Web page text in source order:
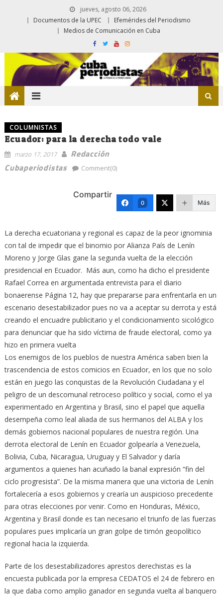
jueves, agosto 06, 2026
Documentos de la UPEC
Efemérides del Periodismo
Medios de Comunicación en Cuba
COLUMNISTAS
Ecuador: para la derecha todo vale
marzo 17, 2017
Redacción
Cubaperiodistas
Comment(0)
Compartir
0 Más
La derecha ecuatoriana y regional es capaz de la peor ignominia
con tal de impedir que el binomio por Alianza País de Lenín
Moreno y Jorge Glas gane la segunda vuelta de la elección
presidencial en Ecuador. Más aun, como ha dicho el presidente
Rafael Correa en argumentada entrevista para el diario
bonaerense Página 12, hay que prepararse para enfrentarla en un
escenario desestabilizador pues no va a aceptar su derrota y está
creando el encuadre publicitario y el condicionamiento sicológico
para denunciar que ha sido víctima de fraude electoral, como ya
hizo en primera vuelta
Los enemigos de los pueblos de nuestra América saben bien la
trascendencia de estos comicios en Ecuador, en los que no solo
están en juego las conquistas de la Revolución Ciudadana y el
peligro de un descomunal retroceso político y social, como el ya
experimentado en Argentina y Brasil, sino el papel que aquella
desempeña como leal aliada de sus hermanos del ALBA y los
demás gobiernos nacional populares de nuestra región. Una
derrota electoral de Lenín en Ecuador golpearía a Venezuela,
Bolivia, Cuba, Nicaragua, Uruguay y El Salvador y daría
argumentos a quienes han acuñado la banal expresión “fin del
ciclo progresista”. De la misma manera que una victoria de Lenín
fortalecería a esos gobiernos y crearía un auspicioso precedente
para otras elecciones por venir. Como en Honduras, México,
Argentina y Brasil donde es tan necesario el triunfo de las fuerzas
populares pues implicaría un gran golpe de timón geopolítico
regional hacia la izquierda.
Parte de los desestabilizadores aprestos derechistas es la
encuesta publicada por la empresa CEDATOS el 24 de febrero en
la que daba como amplio ganador en segunda vuelta al banquero